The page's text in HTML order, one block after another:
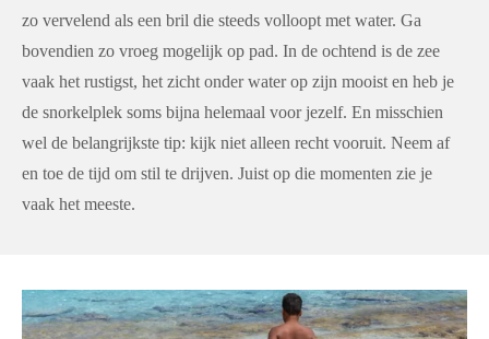
zo vervelend als een bril die steeds volloopt met water. Ga
bovendien zo vroeg mogelijk op pad. In de ochtend is de zee
vaak het rustigst, het zicht onder water op zijn mooist en heb je
de snorkelplek soms bijna helemaal voor jezelf. En misschien
wel de belangrijkste tip: kijk niet alleen recht vooruit. Neem af
en toe de tijd om stil te drijven. Juist op die momenten zie je
vaak het meeste.